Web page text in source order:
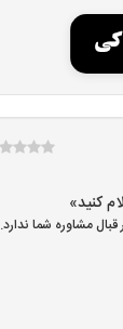
مشاوره شما ندارد.